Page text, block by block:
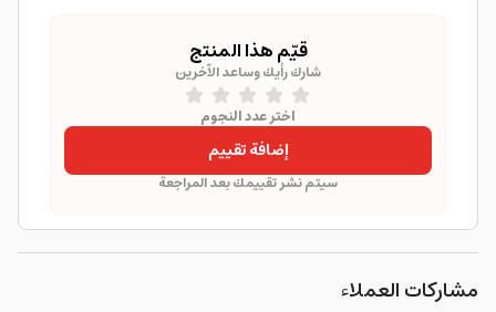
قيّم هذا المنتج
شارك رأيك وساعد الآخرين
اختر عدد النجوم
إضافة تقييم
سيتم نشر تقييمك بعد المراجعة
مشاركات العملاء